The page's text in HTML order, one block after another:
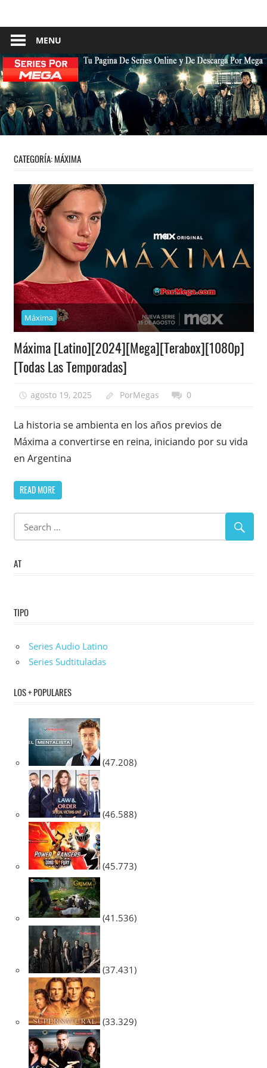
content
Series
–
Por
Mega
Pagina
De
Descarga
Por
Mega
MENU
CATEGORÍA:MÁXIMA
Máxima
Máxima [Latino][2024][Mega][Terabox][1080p]
[Todas Las Temporadas]
agosto 19, 2025 PorMegas 0
La historia se ambienta en los años previos de
Máxima a convertirse en reina, iniciando por su vida
en Argentina
READ MORE
AT
TIPO
Series Audio Latino
Series Sudtituladas
LOS + POPULARES
(47.208)
(46.588)
(45.773)
(41.536)
(37.431)
(33.329)